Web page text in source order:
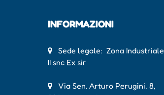
INFORMAZIONI
Sede legale: Zona Industriale
II snc Ex sir
Via Sen. Arturo Perugini, 8,